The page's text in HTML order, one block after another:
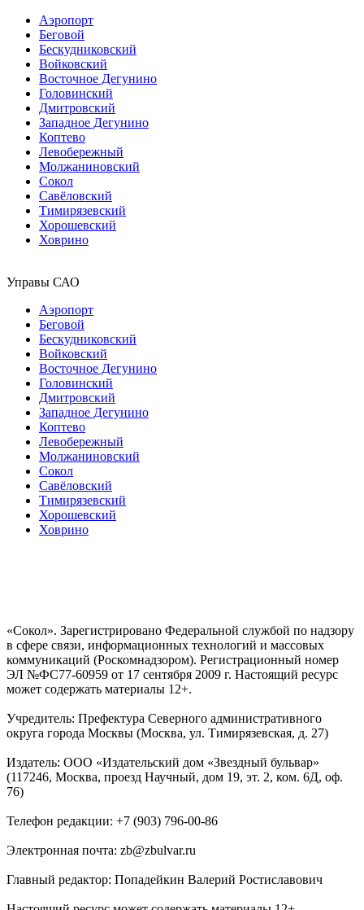
Аэропорт
Беговой
Бескудниковский
Войковский
Восточное Дегунино
Головинский
Дмитровский
Западное Дегунино
Коптево
Левобережный
Молжаниновский
Сокол
Савёловский
Тимирязевский
Хорошевский
Ховрино
Управы САО
Аэропорт
Беговой
Бескудниковский
Войковский
Восточное Дегунино
Головинский
Дмитровский
Западное Дегунино
Коптево
Левобережный
Молжаниновский
Сокол
Савёловский
Тимирязевский
Хорошевский
Ховрино
«Сокол». Зарегистрировано Федеральной службой по надзору
в сфере связи, информационных технологий и массовых
коммуникаций (Роскомнадзором). Регистрационный номер
ЭЛ №ФС77-60959 от 17 сентября 2009 г. Настоящий ресурс
может содержать материалы 12+.
Учредитель: Префектура Северного административного
округа города Москвы (Москва, ул. Тимирязевская, д. 27)
Издатель: ООО «Издательский дом «Звездный бульвар»
(117246, Москва, проезд Научный, дом 19, эт. 2, ком. 6Д, оф.
76)
Телефон редакции: +7 (903) 796-00-86
Электронная почта: zb@zbulvar.ru
Главный редактор: Попадейкин Валерий Ростиславович